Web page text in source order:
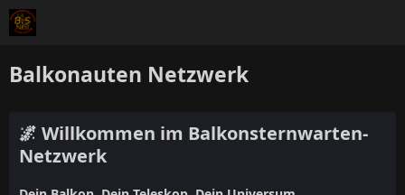
Balkonauten Netzwerk
🌌 Willkommen im Balkonsternwarten-
Netzwerk